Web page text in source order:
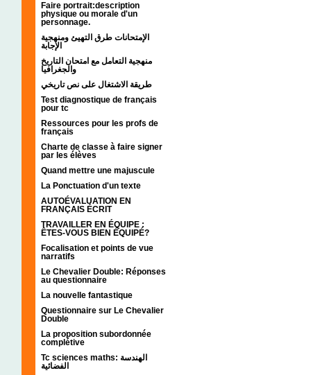
Faire portrait:description
physique ou morale d'un
personnage.
الإمتحانات طرق التهيئ ومنهجية
الإجابة
منهجية التعامل مع امتحان التاريخ
والجغرافيا
طريقة الاشتغال على نص تاريخي
Test diagnostique de français
pour tc
Ressources pour les profs de
français
Charte de classe à faire signer
par les élèves
Quand mettre une majuscule
La Ponctuation d'un texte
AUTOÉVALUATION EN
FRANÇAIS ÉCRIT
TRAVAILLER EN ÉQUIPE :
ÊTES-VOUS BIEN ÉQUIPÉ?
Focalisation et points de vue
narratifs
Le Chevalier Double: Réponses
au questionnaire
La nouvelle fantastique
Questionnaire sur Le Chevalier
Double
La proposition subordonnée
complétive
Tc sciences maths: الهندسة
الفضائية